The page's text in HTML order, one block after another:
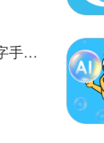
狐涂涂学数字手机版 热门下载